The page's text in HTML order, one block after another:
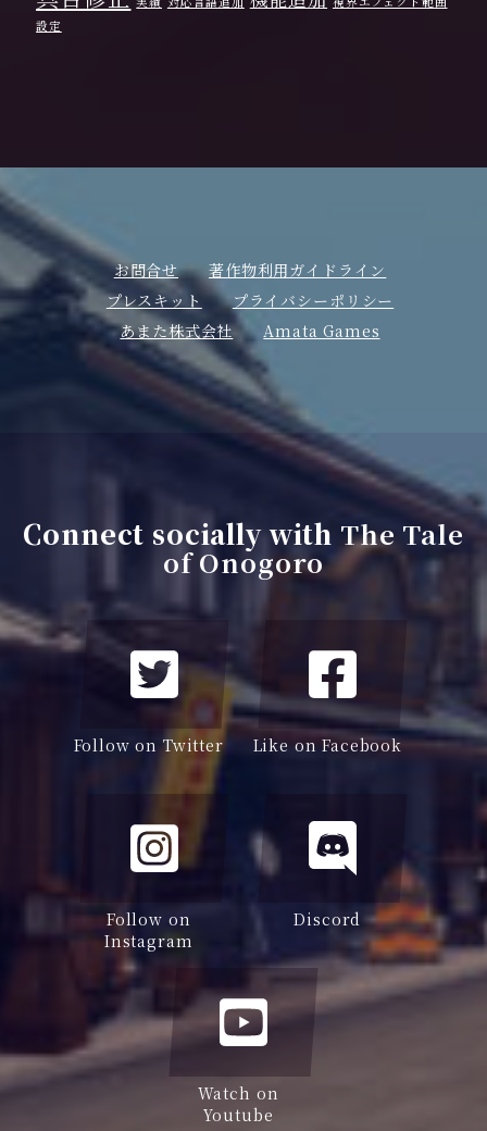
設定
お問合せ
著作物利用ガイドライン
プレスキット
プライバシーポリシー
あまた株式会社
Amata Games
Connect socially with The Tale
of Onogoro
Follow on Twitter Like on Facebook
Follow on
Instagram
Discord
Watch on
Youtube